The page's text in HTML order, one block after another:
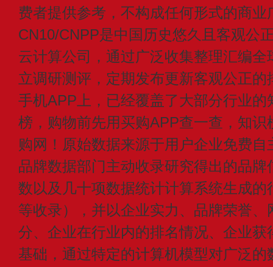
费者提供参考，不构成任何形式的商业
CN10/CNPP是中国历史悠久且客观公
云计算公司，通过广泛收集整理汇编
立调研测评，定期发布更新客观公正
手机APP上，已经覆盖了大部分行业
榜，购物前先用买购APP查一查，知
购网！原始数据来源于用户企业免费
品牌数据部门主动收录研究得出的品
数以及几十项数据统计计算系统生成
等收录），并以企业实力、品牌荣誉
分、企业在行业内的排名情况、企业
基础，通过特定的计算机模型对广泛